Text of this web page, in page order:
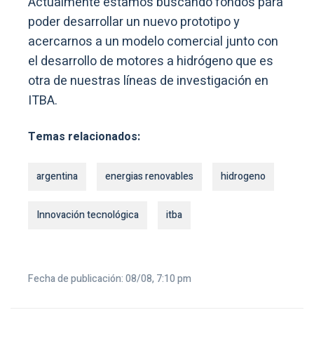
poder desarrollar un nuevo prototipo y
acercarnos a un modelo comercial junto con
el desarrollo de motores a hidrógeno que es
otra de nuestras líneas de investigación en
ITBA.
Temas relacionados:
argentina energias renovables hidrogeno
Innovación tecnológica itba
Fecha de publicación: 08/08, 7:10 pm